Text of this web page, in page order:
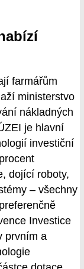
farmářům
ministerstvo
nákladných
je hlavní
investiční
dojící roboty,
– všechny
Investice
prvním a